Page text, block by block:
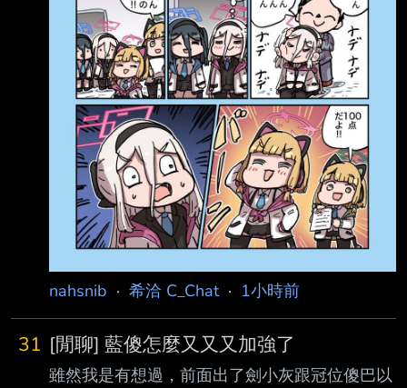
nahsnib · 希洽 C_Chat· 1小時前
31 [閒聊] 藍傻怎麼又又又加強了
雖然我是有想過，前面出了劍小灰跟冠位傻巴以